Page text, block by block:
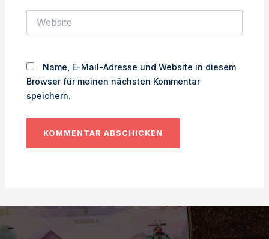
Name, E-Mail-Adresse und Website in diesem
Browser für meinen nächsten Kommentar
speichern.